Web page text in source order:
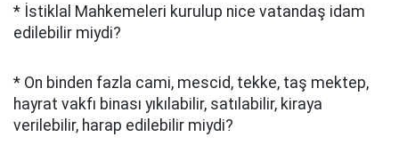
* İstiklal Mahkemeleri kurulup nice vatandaş idam
edilebilir miydi?
* On binden fazla cami, mescid, tekke, taş mektep,
hayrat vakfı binası yıkılabilir, satılabilir, kiraya
verilebilir, harap edilebilir miydi?